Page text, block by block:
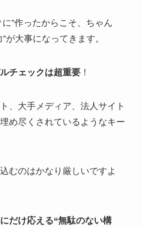
”作ったからこそ、ちゃん
が大事になってきます。
チェックは超重要！
、大手メディア、法人サイト
め尽くされているようなキー
むのはかなり厳しいですよ
だけ応える“無駄のない構